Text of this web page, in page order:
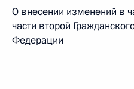
О внесении изменений в
части второй
Федерации